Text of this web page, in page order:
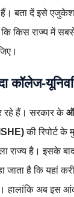
बता दें इसे
किस राज्य में सबसे
कॉलेज-
रहे हैं। सरकार के
की रिपोर्ट के
राज्य है। इसके
है कि यहां
हालांकि अब इस